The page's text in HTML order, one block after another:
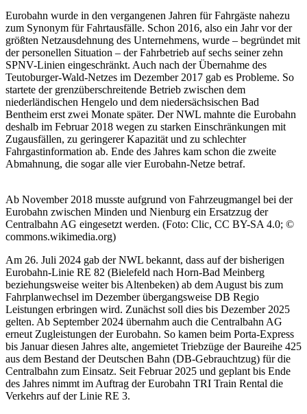
Eurobahn wurde in den vergangenen Jahren für Fahrgäste nahezu
zum Synonym für Fahrtausfälle. Schon 2016, also ein Jahr vor der
größten Netzausdehnung des Unternehmens, wurde – begründet mit
der personellen Situation – der Fahrbetrieb auf sechs seiner zehn
SPNV-Linien eingeschränkt. Auch nach der Übernahme des
Teutoburger-Wald-Netzes im Dezember 2017 gab es Probleme. So
startete der grenzüberschreitende Betrieb zwischen dem
niederländischen Hengelo und dem niedersächsischen Bad
Bentheim erst zwei Monate später. Der NWL mahnte die Eurobahn
deshalb im Februar 2018 wegen zu starken Einschränkungen mit
Zugausfällen, zu geringerer Kapazität und zu schlechter
Fahrgastinformation ab. Ende des Jahres kam schon die zweite
Abmahnung, die sogar alle vier Eurobahn-Netze betraf.
Ab November 2018 musste aufgrund von Fahrzeugmangel bei der
Eurobahn zwischen Minden und Nienburg ein Ersatzzug der
Centralbahn AG eingesetzt werden. (Foto: Clic, CC BY-SA 4.0; ©
commons.wikimedia.org)
Am 26. Juli 2024 gab der NWL bekannt, dass auf der bisherigen
Eurobahn-Linie RE 82 (Bielefeld nach Horn-Bad Meinberg
beziehungsweise weiter bis Altenbeken) ab dem August bis zum
Fahrplanwechsel im Dezember übergangsweise DB Regio
Leistungen erbringen wird. Zunächst soll dies bis Dezember 2025
gelten. Ab September 2024 übernahm auch die Centralbahn AG
erneut Zugleistungen der Eurobahn. So kamen beim Porta-Express
bis Januar diesen Jahres alte, angemietet Triebzüge der Baureihe 425
aus dem Bestand der Deutschen Bahn (DB-Gebrauchtzug) für die
Centralbahn zum Einsatz. Seit Februar 2025 und geplant bis Ende
des Jahres nimmt im Auftrag der Eurobahn TRI Train Rental die
Verkehrs auf der Linie RE 3.